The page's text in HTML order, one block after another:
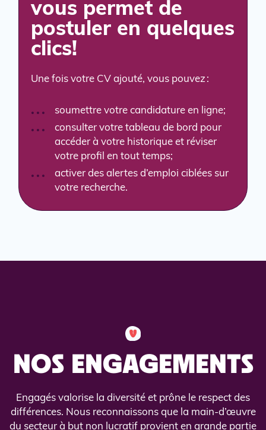
vous permet de
postuler en quelques
clics!
Une fois votre CV ajouté, vous pouvez :
soumettre votre candidature en ligne;
consulter votre tableau de bord pour
accéder à votre historique et réviser
votre profil en tout temps;
activer des alertes d’emploi ciblées sur
votre recherche.
NOS ENGAGEMENTS
Engagés valorise la diversité et prône le respect des
différences. Nous reconnaissons que la main-d’œuvre
du secteur à but non lucratif provient en grande partie